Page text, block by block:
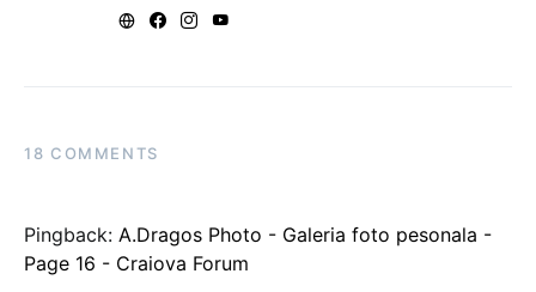
18 COMMENTS
Pingback: A.Dragos Photo - Galeria foto pesonala -
Page 16 - Craiova Forum